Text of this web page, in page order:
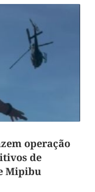
operação
de
Mipibu